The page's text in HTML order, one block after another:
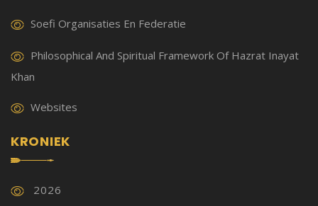
Soefi Organisaties En Federatie
Philosophical And Spiritual Framework Of Hazrat Inayat
Khan
Websites
KRONIEK
2026